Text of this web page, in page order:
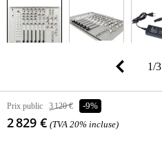
1/3
Prix public 3 120 € -9%
2 829 € (TVA 20% incluse)